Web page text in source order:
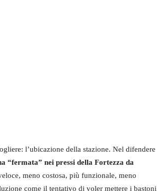
l’ubicazione della stazione. Nel difendere
“fermata” nei pressi della Fortezza da
meno costosa, più funzionale, meno
come il tentativo di voler mettere i bastoni